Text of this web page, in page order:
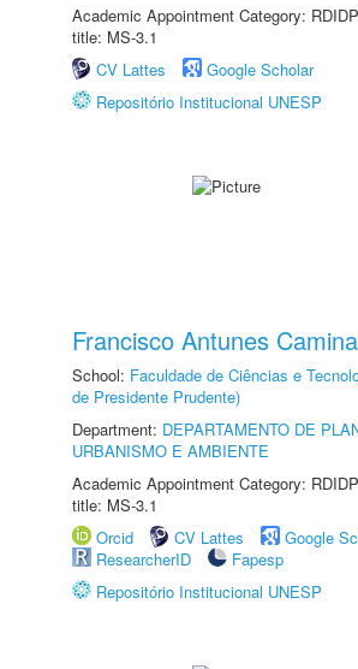
Academic Appointment Category:
title: MS-3.1
CV Lattes
Google Scholar
Repositório Institucional UNESP
Francisco Antunes
School: Faculdade de Ciências e
de Presidente Prudente)
Department: DEPARTAMENTO DE
URBANISMO E AMBIENTE
Academic Appointment Category:
title: MS-3.1
Orcid
CV Lattes
Google
ResearcherID
Fapesp
Repositório Institucional UNESP